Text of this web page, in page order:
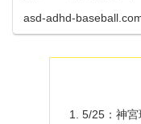
２戦目でした。両...
asd-adhd-
5/25：神